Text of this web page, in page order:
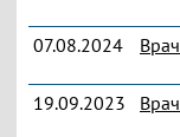
07.08.2024
19.09.2023